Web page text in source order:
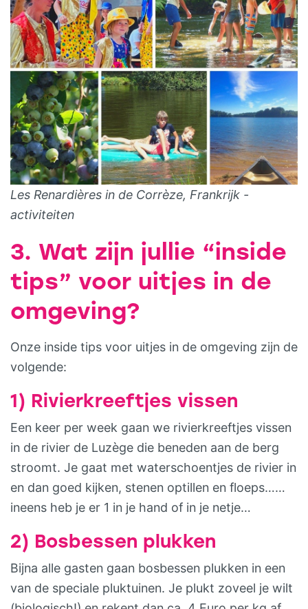
Les Renardières in de Corrèze, Frankrijk -
activiteiten
3. Wat zijn jullie “inside
tips” voor uitjes in de
omgeving?
Onze inside tips voor uitjes in de omgeving zijn de
volgende:
1) Rivierkreeftjes vissen
Een keer per week gaan we rivierkreeftjes vissen
in de rivier de Luzège die beneden aan de berg
stroomt. Je gaat met waterschoentjes de rivier in
en dan goed kijken, stenen optillen en floeps……
ineens heb je er 1 in je hand of in je netje…
2) Bosbessen plukken
Bijna alle gasten gaan bosbessen plukken in een
van de speciale pluktuinen. Je plukt zoveel je wilt